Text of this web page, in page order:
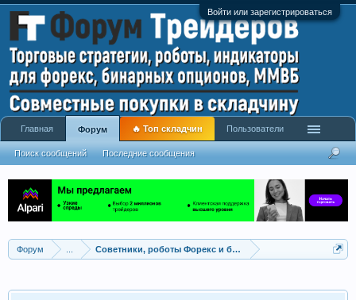
Войти или зарегистрироваться
Форум Советники, роботы Форекс и бинарных опционов
Главная Форум
Поиск сообщений Последние сообщения
🔥 Топ складчин Пользователи